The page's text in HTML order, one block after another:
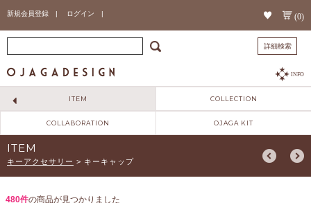
新規会員登録 | ログイン | (0)
詳細検索
INFO
ITEM COLLECTION
COLLABORATION OJAGA KIT
ITEM
キーアクセサリー > キーキャップ
480件の商品が見つかりました